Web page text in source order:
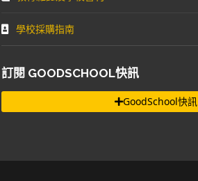
學校採購指南
訂閱 GOODSCHOOL快訊
GoodSchool快訊